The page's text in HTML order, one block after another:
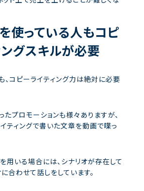
使っている人もコピ
グスキルが必要
、コピーライティング力は絶対に必要
たプロモーションも様々ありますが、
ティングで書いた文章を動画で喋っ
用いる場合には、シナリオが存在して
合わせて話しをしています。